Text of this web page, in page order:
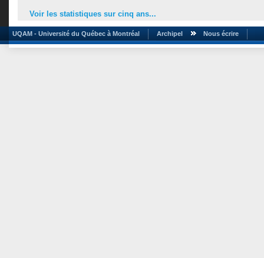
Voir les statistiques sur cinq ans...
UQAM - Université du Québec à Montréal Archipel Nous écrire